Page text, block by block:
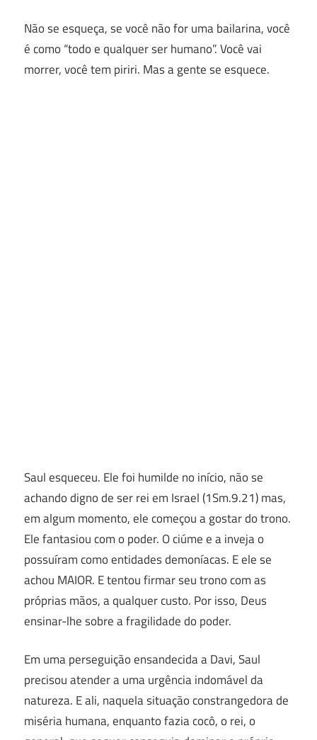
Não se esqueça, se você não for uma bailarina, você
é como “todo e qualquer ser humano”. Você vai
morrer, você tem piriri. Mas a gente se esquece.
Saul esqueceu. Ele foi humilde no início, não se
achando digno de ser rei em Israel (1Sm.9.21) mas,
em algum momento, ele começou a gostar do trono.
Ele fantasiou com o poder. O ciúme e a inveja o
possuíram como entidades demoníacas. E ele se
achou MAIOR. E tentou firmar seu trono com as
próprias mãos, a qualquer custo. Por isso, Deus
ensinar-lhe sobre a fragilidade do poder.
Em uma perseguição ensandecida a Davi, Saul
precisou atender a uma urgência indomável da
natureza. E ali, naquela situação constrangedora de
miséria humana, enquanto fazia cocô, o rei, o